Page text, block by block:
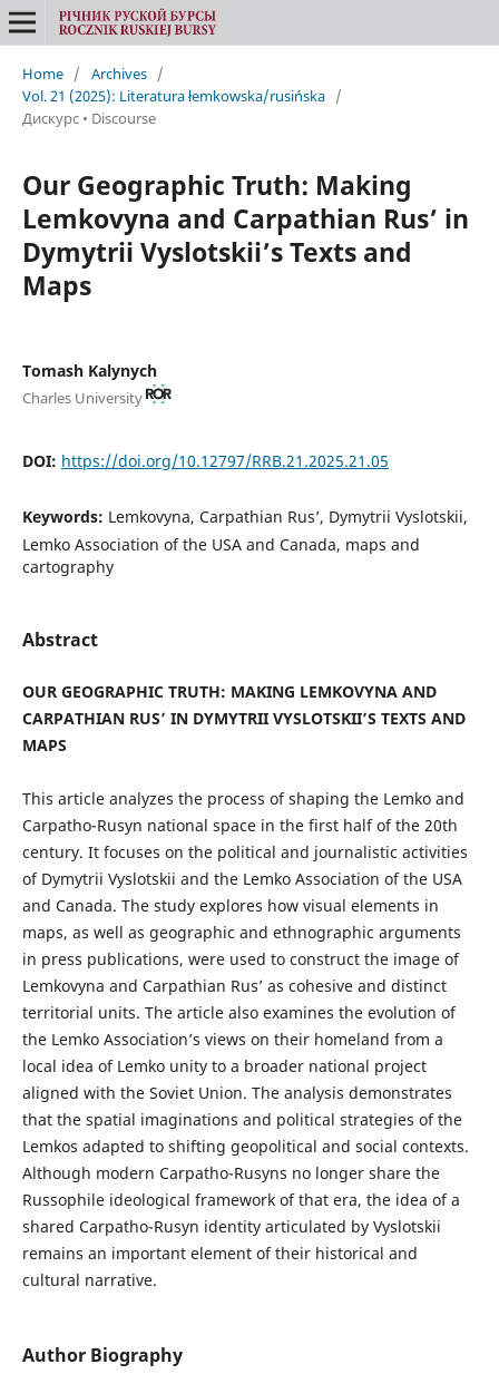
Home / Archives /
Vol. 21 (2025): Literatura łemkowska/rusińska /
Дискурс • Discourse
Our Geographic Truth: Making
Lemkovyna and Carpathian Rus’ in
Dymytrii Vyslotskii’s Texts and
Maps
Tomash Kalynych
Charles University
DOI: https://doi.org/10.12797/RRB.21.2025.21.05
Keywords: Lemkovyna, Carpathian Rus’, Dymytrii Vyslotskii,
Lemko Association of the USA and Canada, maps and
cartography
Abstract
OUR GEOGRAPHIC TRUTH: MAKING LEMKOVYNA AND
CARPATHIAN RUS’ IN DYMYTRII VYSLOTSKII’S TEXTS AND
MAPS
This article analyzes the process of shaping the Lemko and
Carpatho-Rusyn national space in the first half of the 20th
century. It focuses on the political and journalistic activities
of Dymytrii Vyslotskii and the Lemko Association of the USA
and Canada. The study explores how visual elements in
maps, as well as geographic and ethnographic arguments
in press publications, were used to construct the image of
Lemkovyna and Carpathian Rus’ as cohesive and distinct
territorial units. The article also examines the evolution of
the Lemko Association’s views on their homeland from a
local idea of Lemko unity to a broader national project
aligned with the Soviet Union. The analysis demonstrates
that the spatial imaginations and political strategies of the
Lemkos adapted to shifting geopolitical and social contexts.
Although modern Carpatho-Rusyns no longer share the
Russophile ideological framework of that era, the idea of a
shared Carpatho-Rusyn identity articulated by Vyslotskii
remains an important element of their historical and
cultural narrative.
Author Biography